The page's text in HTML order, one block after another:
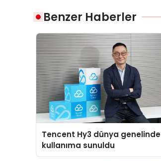
Benzer Haberler
Tencent Hy3 dünya genelinde
kullanıma sunuldu